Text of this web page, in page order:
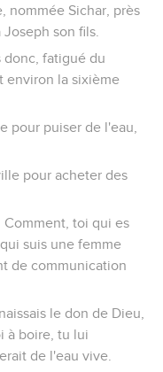
nommée Sichar, près
son fils.
donc, fatigué du
environ la sixième
pour puiser de l'eau,
pour acheter des
Comment, toi qui es
suis une femme
de communication
le don de Dieu,
à boire, tu lui
de l'eau vive.